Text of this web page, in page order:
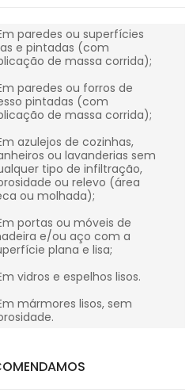
paredes ou superfícies
e pintadas (com
de massa corrida);
paredes ou forros de
pintadas (com
de massa corrida);
azulejos de cozinhas,
ou lavanderias sem
tipo de infiltração,
ou relevo (área
ou molhada);
portas ou móveis de
e/ou aço com a
plana e lisa;
vidros e espelhos lisos.
mármores lisos, sem